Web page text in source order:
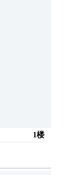
1楼